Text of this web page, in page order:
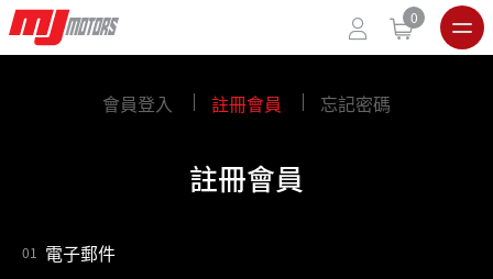
0
會員登入 註冊會員 忘記密碼
註冊會員
電子郵件